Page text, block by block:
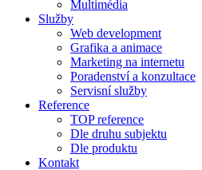
Multimédia
Služby
Web development
Grafika a animace
Marketing na internetu
Poradenství a konzultace
Servisní služby
Reference
TOP reference
Dle druhu subjektu
Dle produktu
Kontakt